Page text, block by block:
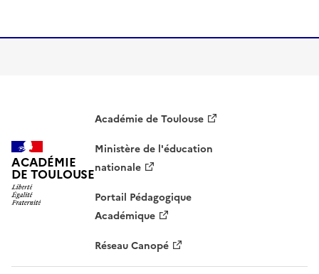
de
ACADÉMIE
DE TOULOUSE
Académie de Toulouse
Ministère de l'éducation
nationale
Portail Pédagogique
Académique
Réseau Canopé